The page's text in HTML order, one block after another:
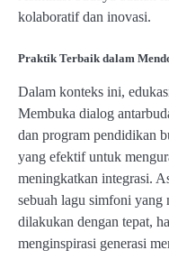
kolaboratif dan inovasi.
Praktik Terbaik dalam
Dalam konteks ini,
Membuka dialog
dan program pendidikan
yang efektif untuk
meningkatkan integrasi.
sebuah lagu simfoni yang
dilakukan dengan tepat,
menginspirasi generasi